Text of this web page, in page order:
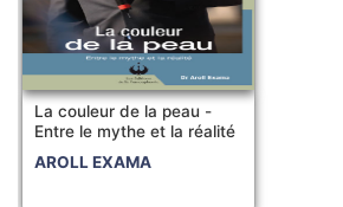
La couleur de la peau -
Entre le mythe et la réalité
AROLL EXAMA